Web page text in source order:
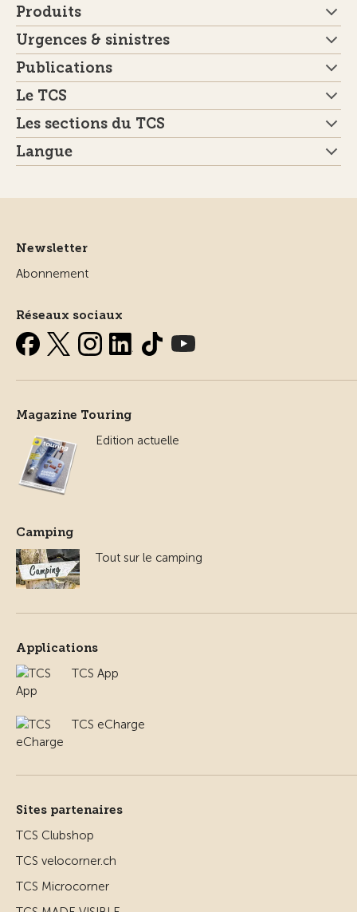
Produits
Urgences & sinistres
Publications
Le TCS
Les sections du TCS
Langue
Newsletter
Abonnement
Réseaux sociaux
Magazine Touring
Edition actuelle
Camping
Tout sur le camping
Applications
TCS App
TCS eCharge
Sites partenaires
TCS Clubshop
TCS velocorner.ch
TCS Microcorner